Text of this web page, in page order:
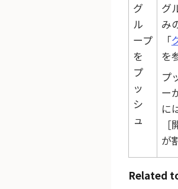
グ
ル
ープ
を
プ
ッ
シ
ュ
グ
み
「
を
プ
ー
に
が
Related